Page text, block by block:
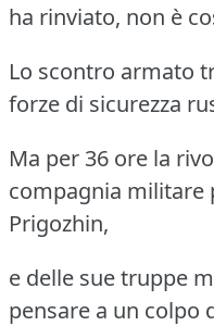
ha rinviato, non è
Lo scontro armato
forze di sicurezza
Ma per 36 ore la
compagnia militare
Prigozhin,
e delle sue truppe
pensare a un colpo